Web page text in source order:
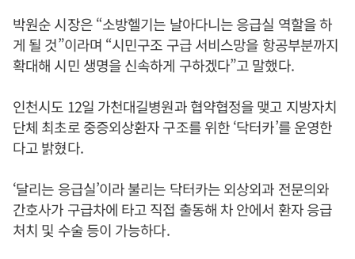
박원순 시장은 “소방헬기는 날아다니는 응급실 역할을 하
게 될 것”이라며 “시민구조 구급 서비스망을 항공부분까지
확대해 시민 생명을 신속하게 구하겠다”고 말했다.
인천시도 12일 가천대길병원과 협약협정을 맺고 지방자치
단체 최초로 중증외상환자 구조를 위한 ‘닥터카’를 운영한
다고 밝혔다.
‘달리는 응급실’이라 불리는 닥터카는 외상외과 전문의와
간호사가 구급차에 타고 직접 출동해 차 안에서 환자 응급
처치 및 수술 등이 가능하다.